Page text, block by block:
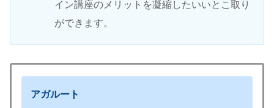
イン講座のメリットを凝縮したいいとこ取り
ができます。
アガルート